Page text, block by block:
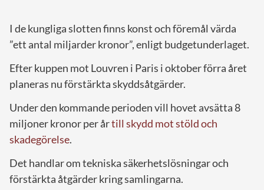
I de kungliga slotten finns konst och föremål värda
”ett antal miljarder kronor”, enligt budgetunderlaget.
Efter kuppen mot Louvren i Paris i oktober förra året
planeras nu förstärkta skyddsåtgärder.
Under den kommande perioden vill hovet avsätta 8
miljoner kronor per årtill skydd mot stöld och
skadegörelse.
Det handlar om tekniska säkerhetslösningar och
förstärkta åtgärder kring samlingarna.